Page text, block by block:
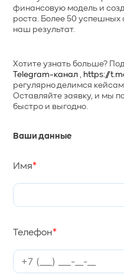
финансовую модель и
роста. Более 50 успешных
наш результат.
Хотите узнать больше?
Telegram-канал , https://
регулярно делимся
Оставляйте заявку, и мы
быстро и выгодно.
Ваши данные
Имя*
Телефон*